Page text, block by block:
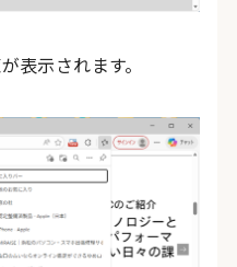
表示されます。